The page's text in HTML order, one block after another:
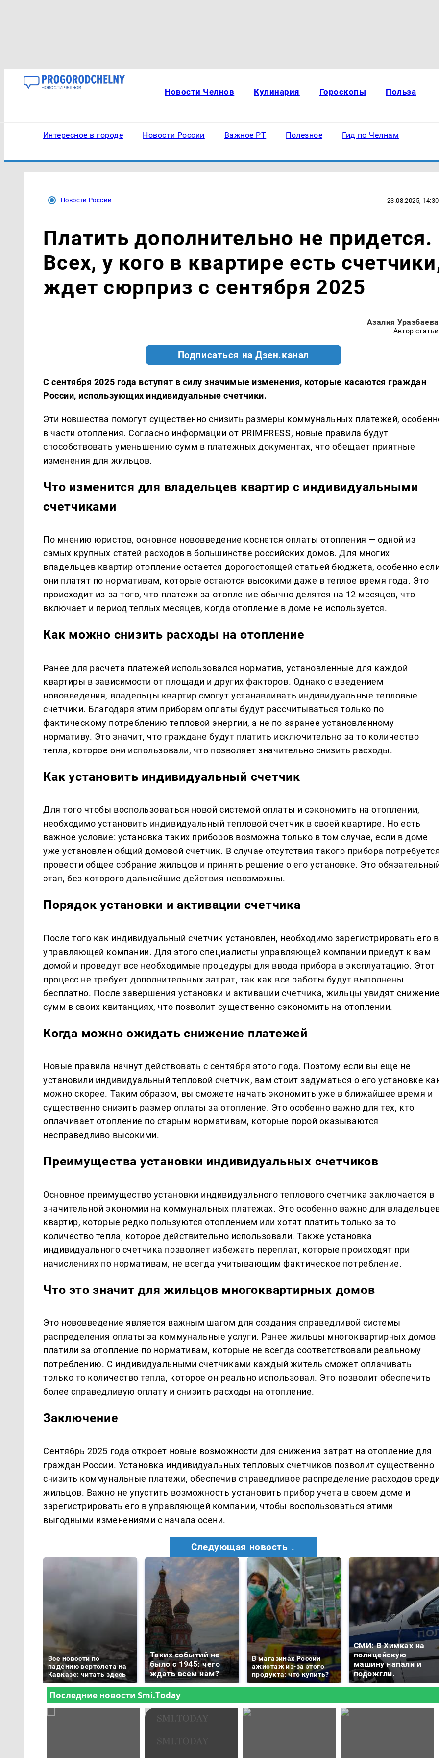
Новости Челнов Кулинария Гороскопы Польза
Интересное в городе Новости России Важное РТ Полезное Гид по Челнам
Новости России 23.08.2025, 14:30
Платить дополнительно не придется.
Всех, у кого в квартире есть
ждет сюрприз с сентября 2025
Азалия Уразбаева
Автор статьи
Подписаться на Дзен.канал
С сентября 2025 года вступят в силу значимые изменения, которые касаются граждан
России, использующих индивидуальные счетчики.
Эти новшества помогут существенно снизить размеры коммунальных платежей,
в части отопления. Согласно информации от PRIMPRESS, новые правила будут
способствовать уменьшению сумм в платежных документах, что обещает приятные
изменения для жильцов.
Что изменится для владельцев квартир с индивидуальными
счетчиками
По мнению юристов, основное нововведение коснется оплаты отопления — одной из
самых крупных статей расходов в большинстве российских домов. Для многих
владельцев квартир отопление остается дорогостоящей статьей бюджета, особенно
они платят по нормативам, которые остаются высокими даже в теплое время года. Это
происходит из-за того, что платежи за отопление обычно делятся на 12 месяцев, что
включает и период теплых месяцев, когда отопление в доме не используется.
Как можно снизить расходы на отопление
Ранее для расчета платежей использовался норматив, установленные для каждой
квартиры в зависимости от площади и других факторов. Однако с введением
нововведения, владельцы квартир смогут устанавливать индивидуальные тепловые
счетчики. Благодаря этим приборам оплаты будут рассчитываться только по
фактическому потреблению тепловой энергии, а не по заранее установленному
нормативу. Это значит, что граждане будут платить исключительно за то количество
тепла, которое они использовали, что позволяет значительно снизить расходы.
Как установить индивидуальный счетчик
Для того чтобы воспользоваться новой системой оплаты и сэкономить на отоплении,
необходимо установить индивидуальный тепловой счетчик в своей квартире. Но есть
важное условие: установка таких приборов возможна только в том случае, если в доме
уже установлен общий домовой счетчик. В случае отсутствия такого прибора
провести общее собрание жильцов и принять решение о его установке. Это
этап, без которого дальнейшие действия невозможны.
Порядок установки и активации счетчика
После того как индивидуальный счетчик установлен, необходимо зарегистрировать его в
управляющей компании. Для этого специалисты управляющей компании приедут к вам
домой и проведут все необходимые процедуры для ввода прибора в эксплуатацию. Этот
процесс не требует дополнительных затрат, так как все работы будут выполнены
бесплатно. После завершения установки и активации счетчика, жильцы увидят
сумм в своих квитанциях, что позволит существенно сэкономить на отоплении.
Когда можно ожидать снижение платежей
Новые правила начнут действовать с сентября этого года. Поэтому если вы еще не
установили индивидуальный тепловой счетчик, вам стоит задуматься о его установке
можно скорее. Таким образом, вы сможете начать экономить уже в ближайшее время и
существенно снизить размер оплаты за отопление. Это особенно важно для тех, кто
оплачивает отопление по старым нормативам, которые порой оказываются
несправедливо высокими.
Преимущества установки индивидуальных счетчиков
Основное преимущество установки индивидуального теплового счетчика заключается в
значительной экономии на коммунальных платежах. Это особенно важно для
квартир, которые редко пользуются отоплением или хотят платить только за то
количество тепла, которое действительно использовали. Также установка
индивидуального счетчика позволяет избежать переплат, которые происходят при
начислениях по нормативам, не всегда учитывающим фактическое потребление.
Что это значит для жильцов многоквартирных домов
Это нововведение является важным шагом для создания справедливой системы
распределения оплаты за коммунальные услуги. Ранее жильцы многоквартирных домов
платили за отопление по нормативам, которые не всегда соответствовали реальному
потреблению. С индивидуальными счетчиками каждый житель сможет оплачивать
только то количество тепла, которое он реально использовал. Это позволит обеспечить
более справедливую оплату и снизить расходы на отопление.
Заключение
Сентябрь 2025 года откроет новые возможности для снижения затрат на отопление для
граждан России. Установка индивидуальных тепловых счетчиков позволит существенно
снизить коммунальные платежи, обеспечив справедливое распределение расходов
жильцов. Важно не упустить возможность установить прибор учета в своем доме и
зарегистрировать его в управляющей компании, чтобы воспользоваться этими
выгодными изменениями с начала осени.
Следующая новость ↓
Все новости по
падению вертолета на
Кавказе: читать здесь
Таких событий не
было с 1945: чего
ждать всем нам?
В магазинах России
ажиотаж из-за этого
продукта: что купить?
СМИ: В Химках на
полицейскую
машину напали и
подожгли.